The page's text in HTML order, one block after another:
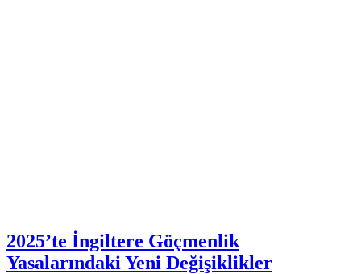
2025’te İngiltere Göçmenlik
Yasalarındaki Yeni Değişiklikler